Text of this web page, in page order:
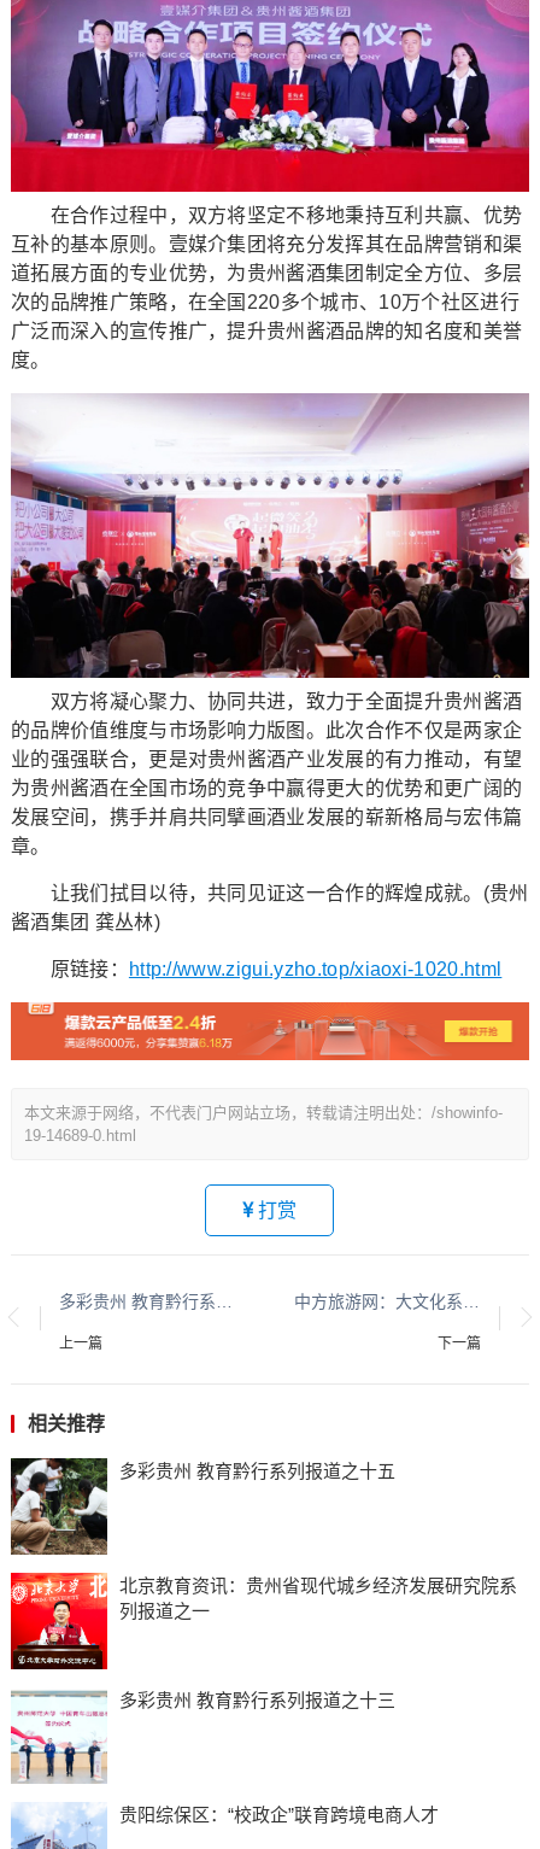
在合作过程中，双方将坚定不移地秉持互利共赢、优势
互补的基本原则。壹媒介集团将充分发挥其在品牌营销和渠
道拓展方面的专业优势，为贵州酱酒集团制定全方位、多层
次的品牌推广策略，在全国220多个城市、10万个社区进行
广泛而深入的宣传推广，提升贵州酱酒品牌的知名度和美誉
度。
双方将凝心聚力、协同共进，致力于全面提升贵州酱酒
的品牌价值维度与市场影响力版图。此次合作不仅是两家企
业的强强联合，更是对贵州酱酒产业发展的有力推动，有望
为贵州酱酒在全国市场的竞争中赢得更大的优势和更广阔的
发展空间，携手并肩共同擘画酒业发展的崭新格局与宏伟篇
章。
让我们拭目以待，共同见证这一合作的辉煌成就。(贵州
酱酒集团 龚丛林)
原链接： http://www.zigui.yzho.top/xiaoxi-1020.html
本文来源于网络，不代表门户网站立场，转载请注明出处：/showinfo-
19-14689-0.html
打赏
上一篇 下一篇
相关推荐
多彩贵州 教育黔行系列报道之十五
北京教育资讯：贵州省现代城乡经济发展研究院系
列报道之一
多彩贵州 教育黔行系列报道之十三
贵阳综保区：“校政企”联育跨境电商人才